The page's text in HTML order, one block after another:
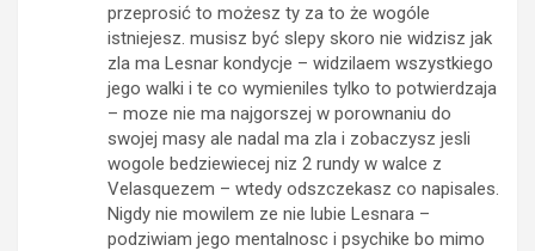
przeprosić to możesz ty za to że wogóle
istniejesz. musisz być slepy skoro nie widzisz jak
zla ma Lesnar kondycje – widzilaem wszystkiego
jego walki i te co wymieniles tylko to potwierdzaja
– moze nie ma najgorszej w porownaniu do
swojej masy ale nadal ma zla i zobaczysz jesli
wogole bedziewiecej niz 2 rundy w walce z
Velasquezem – wtedy odszczekasz co napisales.
Nigdy nie mowilem ze nie lubie Lesnara –
podziwiam jego mentalnosc i psychike bo mimo